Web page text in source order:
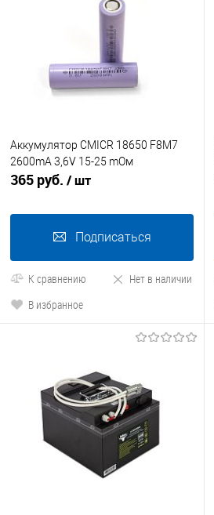
Аккумулятор CMICR 18650 F8M7
2600mA 3,6V 15-25 mОм
365 руб. / шт
Подписаться
К сравнению
Нет в наличии
В избранное